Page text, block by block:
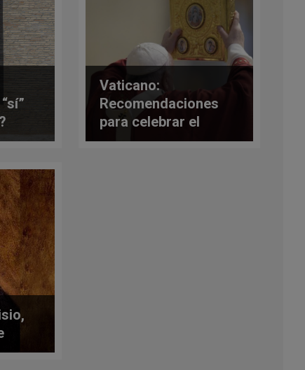
Vaticano:
Recomendaciones
para celebrar el
Domingo de la